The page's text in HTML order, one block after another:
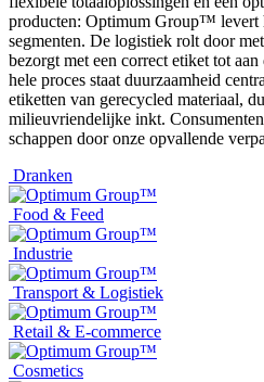
producten: Optimum Group™ levert
segmenten. De logistiek rolt door
bezorgt met een correct etiket tot
hele proces staat duurzaamheid
etiketten van gerecycled materiaal,
milieuvriendelijke inkt.
schappen door onze opvallende
Dranken
Food & Feed
Industrie
Transport & Logistiek
Retail & E-commerce
Cosmetics